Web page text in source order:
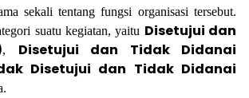
sekali tentang fungsi organisasi tersebut.
suatu kegiatan, yaitu Disetujui dan
, Disetujui dan Tidak Didanai
Disetujui dan Tidak Didanai